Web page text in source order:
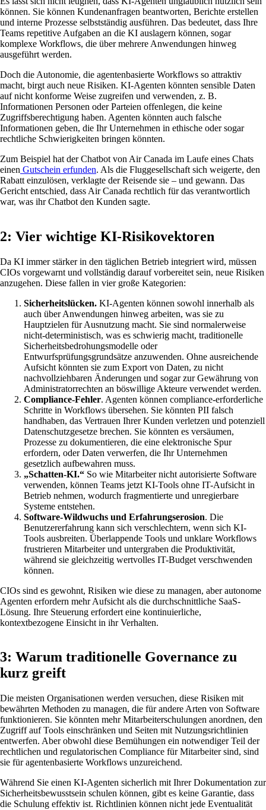
können. Sie können Kundenanfragen beantworten, Berichte erstellen
und interne Prozesse selbstständig ausführen. Das bedeutet, dass Ihre
Teams repetitive Aufgaben an die KI auslagern können, sogar
komplexe Workflows, die über mehrere Anwendungen hinweg
ausgeführt werden.
Doch die Autonomie, die agentenbasierte Workflows so attraktiv
macht, birgt auch neue Risiken. KI-Agenten könnten sensible Daten
auf nicht konforme Weise zugreifen und verwenden, z. B.
Informationen Personen oder Parteien offenlegen, die keine
Zugriffsberechtigung haben. Agenten könnten auch falsche
Informationen geben, die Ihr Unternehmen in ethische oder sogar
rechtliche Schwierigkeiten bringen könnten.
Zum Beispiel hat der Chatbot von Air Canada im Laufe eines Chats
einen Gutschein erfunden. Als die Fluggesellschaft sich weigerte, den
Rabatt einzulösen, verklagte der Reisende sie – und gewann. Das
Gericht entschied, dass Air Canada rechtlich für das verantwortlich
war, was ihr Chatbot den Kunden sagte.
2: Vier wichtige KI-Risikovektoren
Da KI immer stärker in den täglichen Betrieb integriert wird, müssen
CIOs vorgewarnt und vollständig darauf vorbereitet sein, neue Risiken
anzugehen. Diese fallen in vier große Kategorien:
Sicherheitslücken. KI-Agenten können sowohl innerhalb als
auch über Anwendungen hinweg arbeiten, was sie zu
Hauptzielen für Ausnutzung macht. Sie sind normalerweise
nicht-deterministisch, was es schwierig macht, traditionelle
Sicherheitsbedrohungsmodelle oder
Entwurfsprüfungsgrundsätze anzuwenden. Ohne ausreichende
Aufsicht könnten sie zum Export von Daten, zu nicht
nachvollziehbaren Änderungen und sogar zur Gewährung von
Administratorrechten an böswillige Akteure verwendet werden.
Compliance-Fehler. Agenten können compliance-erforderliche
Schritte in Workflows übersehen. Sie könnten PII falsch
handhaben, das Vertrauen Ihrer Kunden verletzen und potenziell
Datenschutzgesetze brechen. Sie könnten es versäumen,
Prozesse zu dokumentieren, die eine elektronische Spur
erfordern, oder Daten verwerfen, die Ihr Unternehmen
gesetzlich aufbewahren muss.
„Schatten-KI.“ So wie Mitarbeiter nicht autorisierte Software
verwenden, können Teams jetzt KI-Tools ohne IT-Aufsicht in
Betrieb nehmen, wodurch fragmentierte und unregierbare
Systeme entstehen.
Software-Wildwuchs und Erfahrungserosion. Die
Benutzererfahrung kann sich verschlechtern, wenn sich KI-
Tools ausbreiten. Überlappende Tools und unklare Workflows
frustrieren Mitarbeiter und untergraben die Produktivität,
während sie gleichzeitig wertvolles IT-Budget verschwenden
können.
CIOs sind es gewohnt, Risiken wie diese zu managen, aber autonome
Agenten erfordern mehr Aufsicht als die durchschnittliche SaaS-
Lösung. Ihre Steuerung erfordert eine kontinuierliche,
kontextbezogene Einsicht in ihr Verhalten.
3: Warum traditionelle Governance zu
kurz greift
Die meisten Organisationen werden versuchen, diese Risiken mit
bewährten Methoden zu managen, die für andere Arten von Software
funktionieren. Sie könnten mehr Mitarbeiterschulungen anordnen, den
Zugriff auf Tools einschränken und Seiten mit Nutzungsrichtlinien
entwerfen. Aber obwohl diese Bemühungen ein notwendiger Teil der
rechtlichen und regulatorischen Compliance für Mitarbeiter sind, sind
sie für agentenbasierte Workflows unzureichend.
Während Sie einen KI-Agenten sicherlich mit Ihrer Dokumentation zur
Sicherheitsbewusstsein schulen können, gibt es keine Garantie, dass
die Schulung effektiv ist. Richtlinien können nicht jede Eventualität